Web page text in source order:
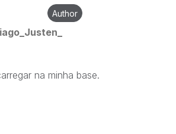
Author
na minha base.